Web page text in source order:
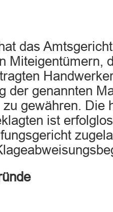
das
Miteigentümern,
der genannten
gewähren. Die
ist